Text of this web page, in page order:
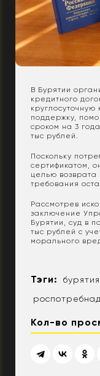
В Бурятии
кредитного
поддержку,
сроком на 3
тыс рублей.
Поскольку
сертификатом,
целью возврата
требования
Рассмотрев
заключение
Бурятии, суд в
тыс рублей с
морального
Тэги: бурятия
Кол-во